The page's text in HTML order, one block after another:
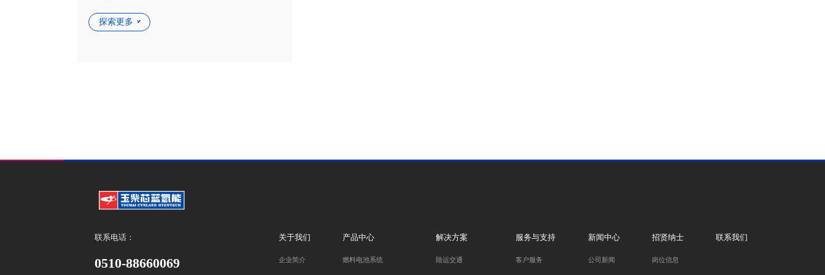
探索更多
关于我们
企业简介
产品中心
燃料电池系统
解决方案
陆运交通
服务与支持
客户服务
新闻中心
公司新闻
招贤纳士
岗位信息
联系我们
联系电话：
0510-88660069